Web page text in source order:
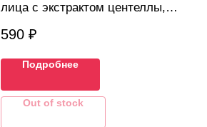
лица с экстрактом центеллы,
SPF50+, 10мл
590 ₽
Подробнее
Out of stock